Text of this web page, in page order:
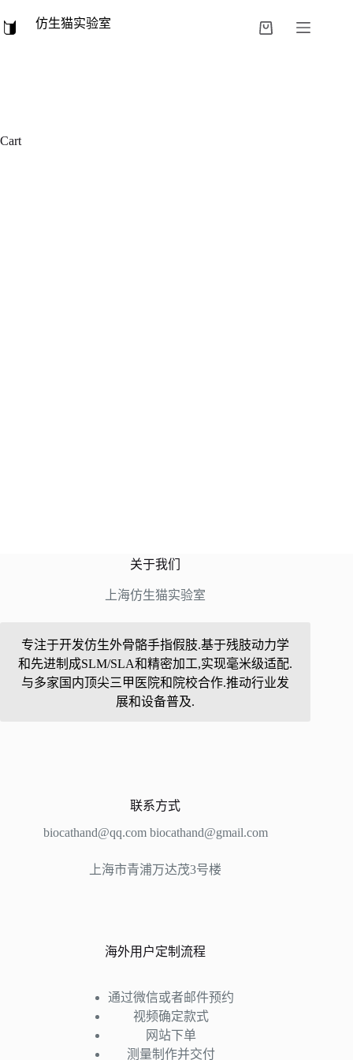
过
仿生猫实验室
购
Cart
关于我们
上海仿生猫实验室
专注于开发仿生外骨骼手指假肢.基于残肢动力学
和先进制成SLM/SLA和精密加工,实现毫米级适配.
与多家国内顶尖三甲医院和院校合作.推动行业发
展和设备普及.
联系方式
biocathand@qq.com biocathand@gmail.com
上海市青浦万达茂3号楼
海外用户定制流程
通过微信或者邮件预约
视频确定款式
网站下单
测量制作并交付